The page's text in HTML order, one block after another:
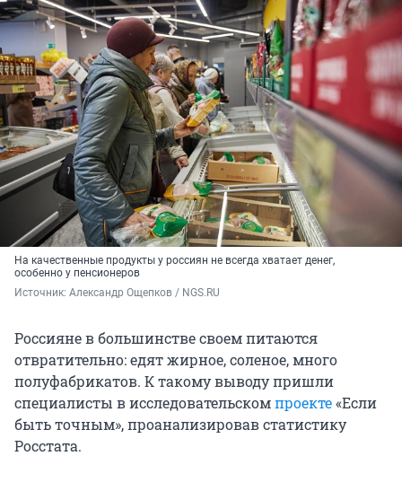
На качественные продукты у россиян не всегда хватает денег,
особенно у пенсионеров
Источник: Александр Ощепков / NGS.RU
Россияне в большинстве своем питаются
отвратительно: едят жирное, соленое, много
полуфабрикатов. К такому выводу пришли
специалисты в исследовательскомпроекте«Если
быть точным», проанализировав статистику
Росстата.